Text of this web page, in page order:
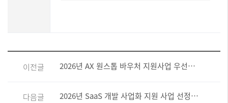
이전글 2026년 AX 원스톱 바우처 지원사업 우선협상대상과제 안내
다음글 2026년 SaaS 개발 사업화 지원 사업 선정평가(발표) 결과 공지